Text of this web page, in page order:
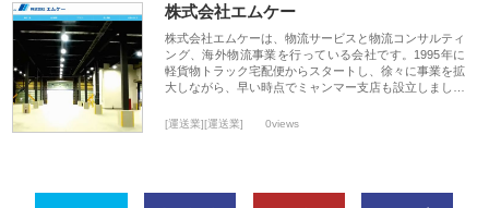
株式会社エムケー
株式会社エムケーは、物流サービスと物流コンサルティ
ング、海外物流事業を行っている会社です。1995年に
軽貨物トラック宅配便からスタートし、徐々に事業を拡
大しながら、早い時点でミャンマー支店も設立しまし…
[運送業][運送業] 0views